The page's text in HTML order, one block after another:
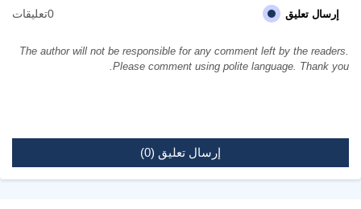
إرسال تعليق 0تعليقات
The author will not be responsible for any comment left by the readers.
Please comment using polite language. Thank you.
إرسال تعليق (0)